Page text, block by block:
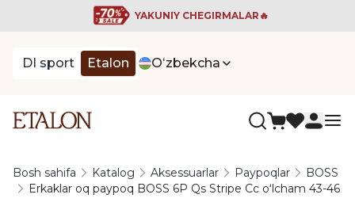
YAKUNIY CHEGIRMALAR🔥
DI sport Etalon Oʻzbekcha
Bosh sahifa Katalog Aksessuarlar Paypoqlar
BOSS
Erkaklar oq paypoq BOSS 6P Qs Stripe Cc oʻlcham 43-46